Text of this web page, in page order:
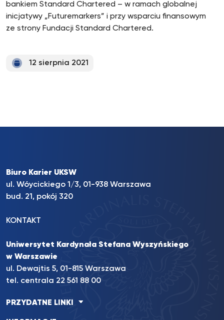
bankiem Standard Chartered – w ramach globalnej
inicjatywy „Futuremarkers” i przy wsparciu finansowym
ze strony Fundacji Standard Chartered.
12 sierpnia 2021
Biuro Karier UKSW
ul. Wóycickiego 1/3, 01-938 Warszawa
bud. 21, pokój 320
KONTAKT
Uniwersytet Kardynała Stefana Wyszyńskiego
w Warszawie
ul. Dewajtis 5, 01-815 Warszawa
tel. centrala 22 561 88 00
PRZYDATNE LINKI